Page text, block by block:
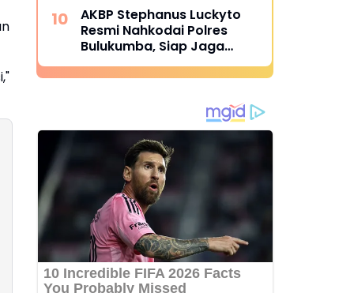
AKBP Stephanus Luckyto
Resmi Nahkodai Polres
Bulukumba, Siap Jaga
Kondusivitas Wilayah